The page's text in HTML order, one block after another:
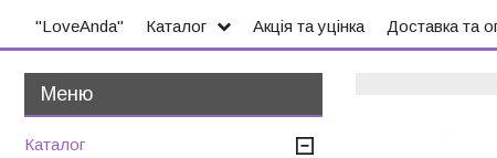
"LoveAnda" Каталог Акція та уцінка Доставка та
Каталог